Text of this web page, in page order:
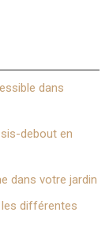
dans
debout en
dans votre jardin
différentes